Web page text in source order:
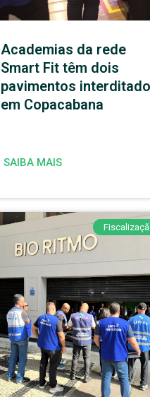
Academias da rede
Smart Fit têm dois
pavimentos
em Copacabana
SAIBA MAIS